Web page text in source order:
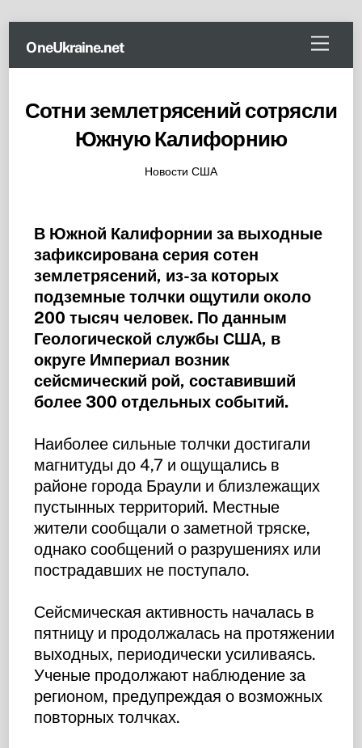
content
Menu
OneUkraine.net
Сотни землетрясений сотрясли
Южную Калифорнию
Новости США
В Южной Калифорнии за выходные
зафиксирована серия сотен
землетрясений, из-за которых
подземные толчки ощутили около
200 тысяч человек. По данным
Геологической службы США, в
округе Империал возник
сейсмический рой, составивший
более 300 отдельных событий.
Наиболее сильные толчки достигали
магнитуды до 4,7 и ощущались в
районе города Браули и близлежащих
пустынных территорий. Местные
жители сообщали о заметной тряске,
однако сообщений о разрушениях или
пострадавших не поступало.
Сейсмическая активность началась в
пятницу и продолжалась на протяжении
выходных, периодически усиливаясь.
Ученые продолжают наблюдение за
регионом, предупреждая о возможных
повторных толчках.